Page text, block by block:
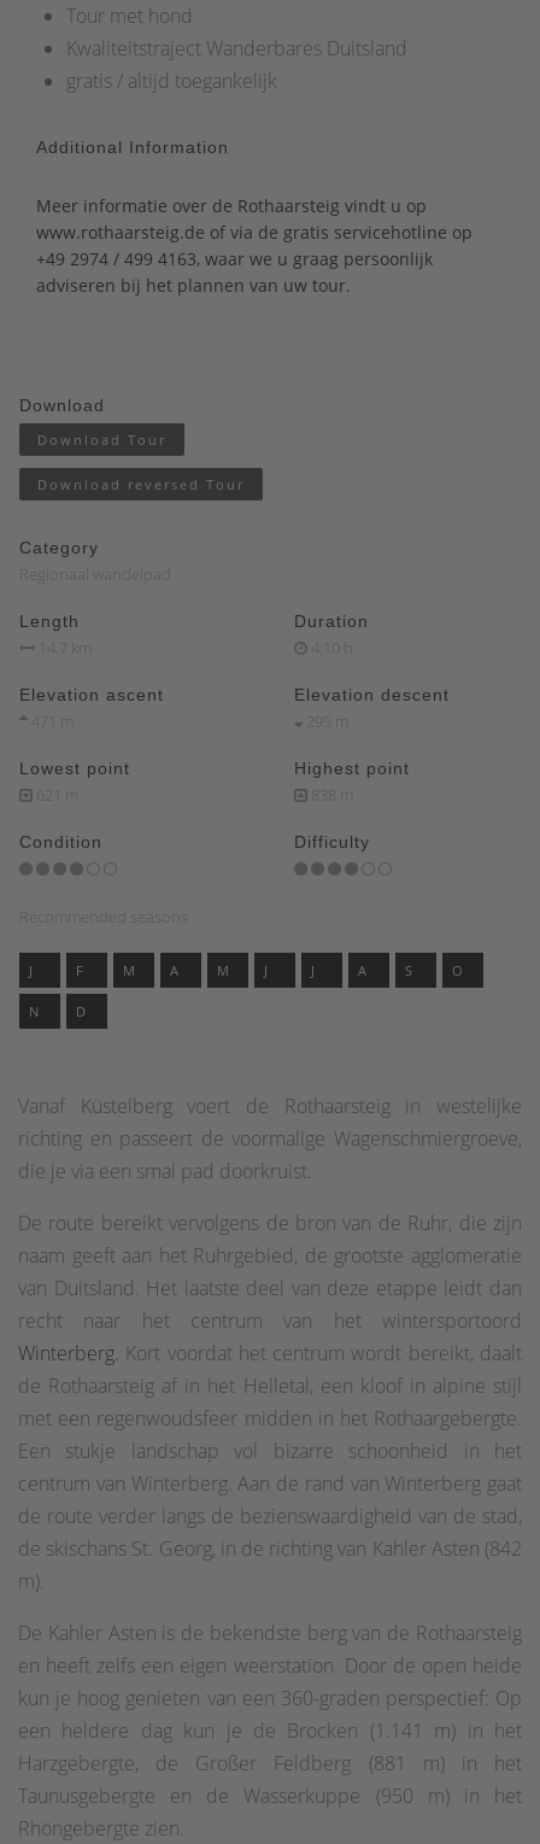
Tour met hond
Kwaliteitstraject Wanderbares Duitsland
gratis / altijd toegankelijk
Additional Information
Meer informatie over de Rothaarsteig vindt u op
www.rothaarsteig.de of via de gratis servicehotline op
+49 2974 / 499 4163, waar we u graag persoonlijk
adviseren bij het plannen van uw tour.
Download
Download Tour
Download reversed Tour
Category
Regionaal wandelpad
Length
14.7 km
Duration
4:10 h
Elevation ascent
471 m
Elevation descent
295 m
Lowest point
621 m
Highest point
838 m
Condition Difficulty
Recommended seasons
J F M A M J J A S O
N D
Vanaf Küstelberg voert de Rothaarsteig in westelijke
richting en passeert de voormalige Wagenschmiergroeve,
die je via een smal pad doorkruist.
De route bereikt vervolgens de bron van de Ruhr, die zijn
naam geeft aan het Ruhrgebied, de grootste agglomeratie
van Duitsland. Het laatste deel van deze etappe leidt dan
recht naar het centrum van het wintersportoord
Winterberg. Kort voordat het centrum wordt bereikt, daalt
de Rothaarsteig af in het Helletal, een kloof in alpine stijl
met een regenwoudsfeer midden in het Rothaargebergte.
Een stukje landschap vol bizarre schoonheid in het
centrum van Winterberg. Aan de rand van Winterberg gaat
de route verder langs de bezienswaardigheid van de stad,
de skischans St. Georg, in de richting van Kahler Asten (842
m).
De Kahler Asten is de bekendste berg van de Rothaarsteig
en heeft zelfs een eigen weerstation. Door de open heide
kun je hoog genieten van een 360-graden perspectief: Op
een heldere dag kun je de Brocken (1.141 m) in het
Harzgebergte, de Großer Feldberg (881 m) in het
Taunusgebergte en de Wasserkuppe (950 m) in het
Rhöngebergte zien.